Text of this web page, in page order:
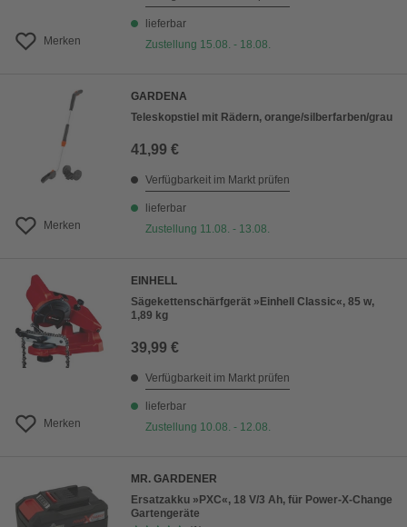
Merken
lieferbar
Zustellung 15.08. - 18.08.
Merken
GARDENA
Teleskopstiel mit Rädern, orange/silberfarben/grau
41,99 €
Verfügbarkeit im Markt prüfen
lieferbar
Zustellung 11.08. - 13.08.
Merken
EINHELL
Sägekettenschärfgerät »Einhell Classic«, 85 w,
1,89 kg
39,99 €
Verfügbarkeit im Markt prüfen
lieferbar
Zustellung 10.08. - 12.08.
MR. GARDENER
Ersatzakku »PXC«, 18 V/3 Ah, für Power-X-Change
Gartengeräte